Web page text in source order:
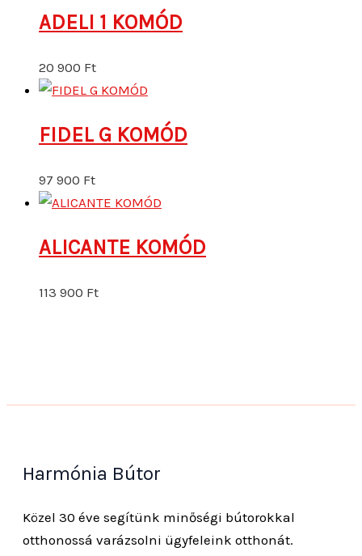
ADELI 1 KOMÓD
20 900 Ft
FIDEL G KOMÓD
97 900 Ft
ALICANTE KOMÓD
113 900 Ft
Harmónia Bútor
Közel 30 éve segítünk minőségi bútorokkal
otthonossá varázsolni ügyfeleink otthonát.